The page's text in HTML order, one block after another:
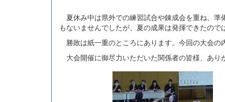
夏休み中は県外での練習試合や錬成会を重ね、準
もないませんでしたが、夏の成果は発揮できたので
勝敗は紙一重のところにあります。今回の大会
大会開催に御尽力いただいた関係者の皆様、あり